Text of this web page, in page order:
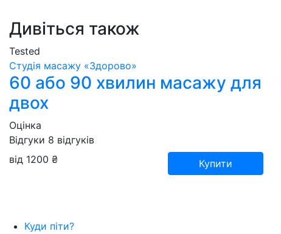
Дивіться також
Tested
Студія масажу «‎‎Здорово»
60 або 90 хвилин масажу для
двох
Оцінка
Відгуки 8 відгуків
від 1200 ₴
Купити
Куди піти?